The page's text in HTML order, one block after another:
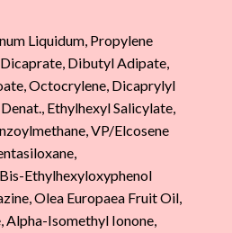
Liquidum, Propylene
Dibutyl Adipate,
Octocrylene, Dicaprylyl
Ethylhexyl Salicylate,
VP/Elcosene
Ethylhexyloxyphenol
Olea Europaea Fruit Oil,
Alpha-Isomethyl Ionone,